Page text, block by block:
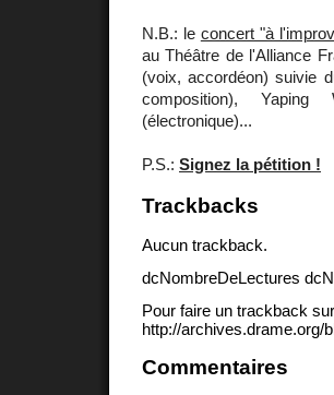
N.B.: le concert "à
au Théâtre de l'Alliance
(voix, accordéon) suivie
composition),
(électronique)...
P.S.: Signez la pétition !
Trackbacks
Aucun trackback.
dcNombreDeLectures
Pour faire un trackback
http://archives.drame.org/
Commentaires